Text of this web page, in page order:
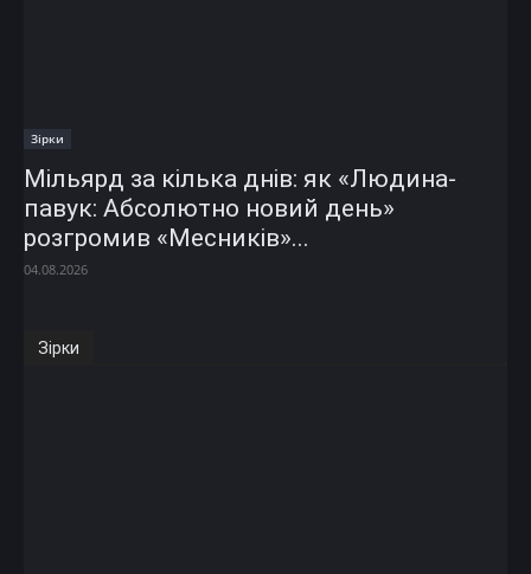
Зірки
Мільярд за кілька днів: як «Людина-
павук: Абсолютно новий день»
розгромив «Месників»...
04.08.2026
Зірки